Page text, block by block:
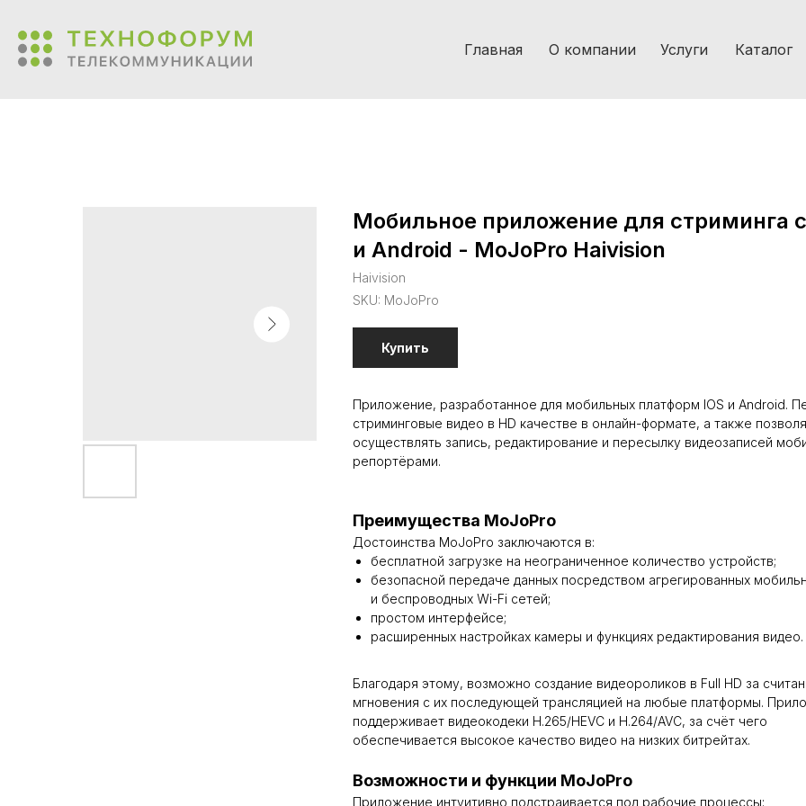
Главная О компании Услуги Каталог
Мобильное приложение для стриминга
и Android - MoJoPro Haivision
Haivision
SKU: MoJoPro
Купить
Приложение, разработанное для мобильных платформ IOS и Android.
стриминговые видео в HD качестве в онлайн-формате, а также
осуществлять запись, редактирование и пересылку видеозаписей
репортёрами.
Преимущества MoJoPro
Достоинства MoJoPro заключаются в:
бесплатной загрузке на неограниченное количество устройств;
безопасной передаче данных посредством агрегированных
и беспроводных Wi-Fi сетей;
простом интерфейсе;
расширенных настройках камеры и функциях редактирования видео.
Благодаря этому, возможно создание видеороликов в Full HD за
мгновения с их последующей трансляцией на любые платформы.
поддерживает видеокодеки H.265/HEVC и H.264/AVC, за счёт чего
обеспечивается высокое качество видео на низких битрейтах.
Возможности и функции MoJoPro
Приложение интуитивно подстраивается под рабочие процессы: